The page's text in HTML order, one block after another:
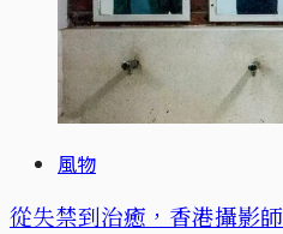
風物
從失禁到治癒，香港攝影